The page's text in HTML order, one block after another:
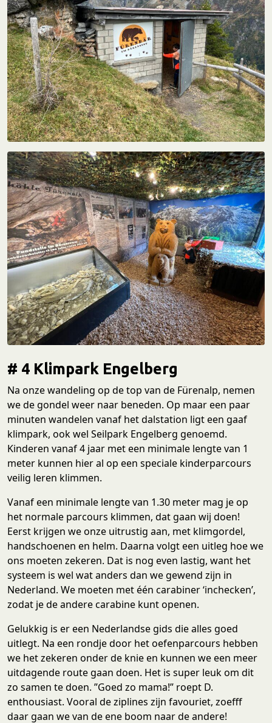
# 4 Klimpark Engelberg
Na onze wandeling op de top van de Fürenalp, nemen
we de gondel weer naar beneden. Op maar een paar
minuten wandelen vanaf het dalstation ligt een gaaf
klimpark, ook wel Seilpark Engelberg genoemd.
Kinderen vanaf 4 jaar met een minimale lengte van 1
meter kunnen hier al op een speciale kinderparcours
veilig leren klimmen.
Vanaf een minimale lengte van 1.30 meter mag je op
het normale parcours klimmen, dat gaan wij doen!
Eerst krijgen we onze uitrustig aan, met klimgordel,
handschoenen en helm. Daarna volgt een uitleg hoe we
ons moeten zekeren. Dat is nog even lastig, want het
systeem is wel wat anders dan we gewend zijn in
Nederland. We moeten met één carabiner ‘inchecken’,
zodat je de andere carabine kunt openen.
Gelukkig is er een Nederlandse gids die alles goed
uitlegt. Na een rondje door het oefenparcours hebben
we het zekeren onder de knie en kunnen we een meer
uitdagende route gaan doen. Het is super leuk om dit
zo samen te doen. ”Goed zo mama!” roept D.
enthousiast. Vooral de ziplines zijn favouriet, zoefff
daar gaan we van de ene boom naar de andere!